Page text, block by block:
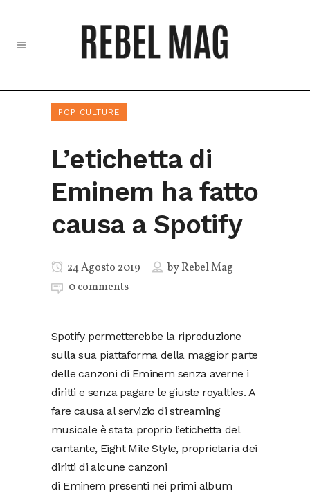
POP CULTURE
L’etichetta di
Eminem ha fatto
causa a Spotify
24 Agosto 2019 byRebel Mag
0 comments
Spotify permetterebbe la riproduzione
sulla sua piattaforma della maggior parte
delle canzoni di Eminem senza averne i
diritti e senza pagare le giuste royalties. A
fare causa al servizio di streaming
musicale è stata proprio l’etichetta del
cantante, Eight Mile Style, proprietaria dei
diritti di alcune canzoni
di Eminem presenti nei primi album